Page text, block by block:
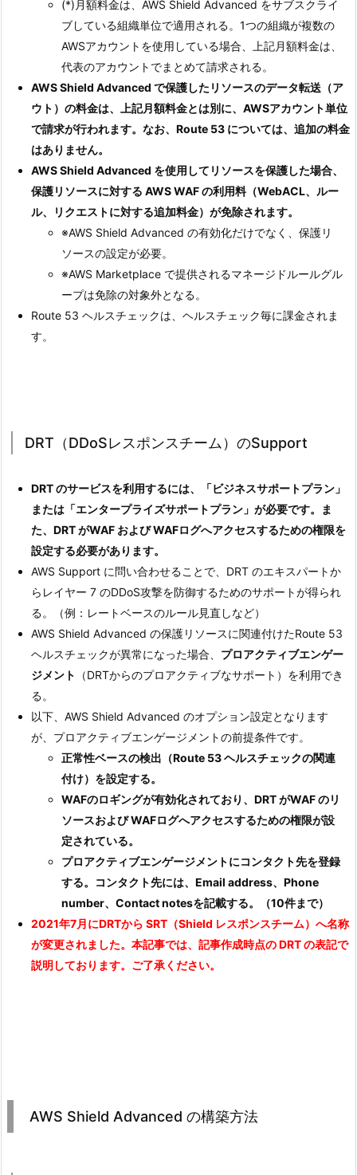
(*)月額料金は、AWS Shield Advanced をサブスクライ
ブしている組織単位で適用される。1つの組織が複数の
AWSアカウントを使用している場合、上記月額料金は、
代表のアカウントでまとめて請求される。
AWS Shield Advanced で保護したリソースのデータ転送（ア
ウト）の料金は、上記月額料金とは別に、AWSアカウント単位
で請求が行われます。なお、Route 53 については、追加の料金
はありません。
AWS Shield Advanced を使用してリソースを保護した場合、
保護リソースに対する AWS WAF の利用料（WebACL、ルー
ル、リクエストに対する追加料金）が免除されます。
※AWS Shield Advanced の有効化だけでなく、保護リ
ソースの設定が必要。
※AWS Marketplace で提供されるマネージドルールグル
ープは免除の対象外となる。
Route 53 ヘルスチェックは、ヘルスチェック毎に課金されま
す。
DRT（DDoSレスポンスチーム）のSupport
DRT のサービスを利用するには、「ビジネスサポートプラン」
または「エンタープライズサポートプラン」が必要です。ま
た、DRT がWAF および WAFログへアクセスするための権限を
設定する必要があります。
AWS Support に問い合わせることで、DRT のエキスパートか
らレイヤー 7 のDDoS攻撃を防御するためのサポートが得られ
る。（例：レートベースのルール見直しなど）
AWS Shield Advanced の保護リソースに関連付けたRoute 53
ヘルスチェックが異常になった場合、 プロアクティブエンゲー
ジメント
（DRTからのプロアクティブなサポート）を利用でき
る。
以下、AWS Shield Advanced のオプション設定となります
が、プロアクティブエンゲージメントの前提条件です。
正常性ベースの検出（Route 53 ヘルスチェックの関連
付け）を設定する。
WAFのロギングが有効化されており、DRT がWAF のリ
ソースおよび WAFログへアクセスするための権限が設
定されている。
プロアクティブエンゲージメントにコンタクト先を登録
する。コンタクト先には、Email address、Phone
number、Contact notesを記載する。（10件まで）
2021年7月にDRTから SRT（Shield レスポンスチーム）へ名称
が変更されました。本記事では、記事作成時点の DRT の表記で
説明しております。ご了承ください。
AWS Shield Advanced の構築方法